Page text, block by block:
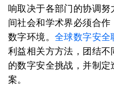
响取决于各部门的协调
间社会和学术界必须合
数字环境。 全球数字安全
利益相关方方法，团结不
的数字安全挑战，并制
案。